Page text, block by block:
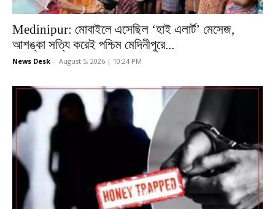
Medinipur: মোবাইলে এসেছিল ‘হাই এলার্ট’ মেসেজ,
আশঙ্কা সত্যি করেই পশ্চিম মেদিনীপুরে...
News Desk - August 5, 2026 | 10:24 PM